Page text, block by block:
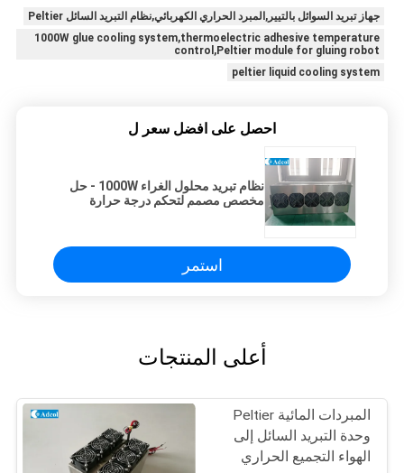
جهاز تبريد السوائل بالتيير,المبرد الحراري الكهربائي,نظام التبريد السائل Peltier
1000W glue cooling system,thermoelectric adhesive temperature
control,Peltier module for gluing robot
peltier liquid cooling system
احصل على افضل سعر ل
نظام تبريد محلول الغراء 1000W - حل
مخصص مصمم لتحكم درجة حرارة
استمر
أعلى المنتجات
المبردات المائية Peltier
وحدة التبريد السائل إلى
الهواء التجميع الحراري